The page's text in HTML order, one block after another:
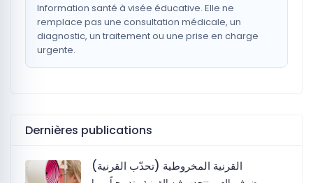
Information santé à visée éducative. Elle ne
remplace pas une consultation médicale, un
diagnostic, un traitement ou une prise en charge
urgente.
Dernières publications
القرنية المخروطية (تحدّب القرنية)